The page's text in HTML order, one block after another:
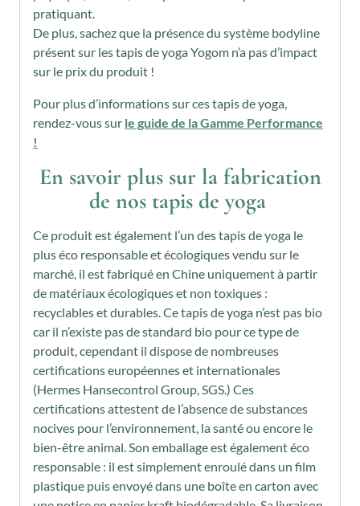
pratiquant.
De plus, sachez que la présence du système bodyline
présent sur les tapis de yoga Yogom n’a pas d’impact
sur le prix du produit !
Pour plus d’informations sur ces tapis de yoga,
rendez-vous sur le guide de la Gamme Performance
!
En savoir plus sur la fabrication
de nos tapis de yoga
Ce produit est également l’un des tapis de yoga le
plus éco responsable et écologiques vendu sur le
marché, il est fabriqué en Chine uniquement à partir
de matériaux écologiques et non toxiques :
recyclables et durables. Ce tapis de yoga n’est pas bio
car il n’existe pas de standard bio pour ce type de
produit, cependant il dispose de nombreuses
certifications européennes et internationales
(Hermes Hansecontrol Group, SGS.) Ces
certifications attestent de l’absence de substances
nocives pour l’environnement, la santé ou encore le
bien-être animal. Son emballage est également éco
responsable : il est simplement enroulé dans un film
plastique puis envoyé dans une boîte en carton avec